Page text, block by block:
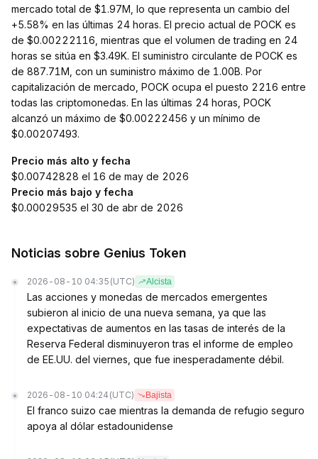
mercado total de $1.97M, lo que representa un cambio del
+5.58% en las últimas 24 horas. El precio actual de POCK es
de $0.00222116, mientras que el volumen de trading en 24
horas se sitúa en $3.49K. El suministro circulante de POCK es
de 887.71M, con un suministro máximo de 1.00B. Por
capitalización de mercado, POCK ocupa el puesto 2216 entre
todas las criptomonedas. En las últimas 24 horas, POCK
alcanzó un máximo de $0.00222456 y un mínimo de
$0.00207493.
Precio más alto y fecha
$0.00742828 el 16 de may de 2026
Precio más bajo y fecha
$0.00029535 el 30 de abr de 2026
Noticias sobre Genius Token
2026-08-10 04:35 (UTC) Alcista
Las acciones y monedas de mercados emergentes
subieron al inicio de una nueva semana, ya que las
expectativas de aumentos en las tasas de interés de la
Reserva Federal disminuyeron tras el informe de empleo
de EE.UU. del viernes, que fue inesperadamente débil.
2026-08-10 04:24 (UTC) Bajista
El franco suizo cae mientras la demanda de refugio seguro
apoya al dólar estadounidense